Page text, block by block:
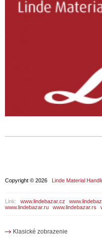
Copyright © 2026 Linde Material
Link: www.lindebazar.cz
www.lindebazar.ru
www.lindebazar.rs